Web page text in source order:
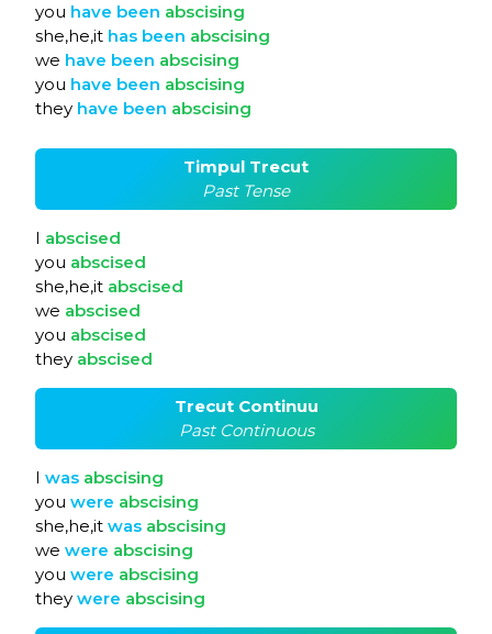
you have been abscising
she,he,it has been abscising
we have been abscising
you have been abscising
they have been abscising
Timpul Trecut
Past Tense
I abscised
you abscised
she,he,it abscised
we abscised
you abscised
they abscised
Trecut Continuu
Past Continuous
I was abscising
you were abscising
she,he,it was abscising
we were abscising
you were abscising
they were abscising